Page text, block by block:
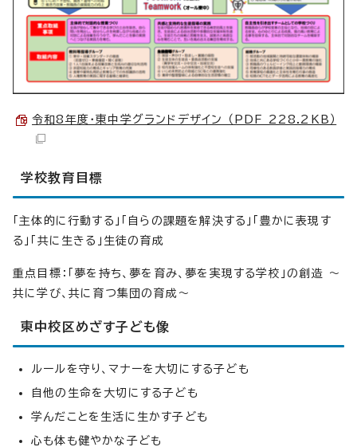
令和8年度・東中学グランドデザイン （PDF 228.2KB）
学校教育目標
「主体的に行動する」「自らの課題を解決する」「豊かに表現す
る」「共に生きる」生徒の育成
重点目標：「夢を持ち、夢を育み、夢を実現する学校」の創造 ～
共に学び、共に育つ集団の育成～
東中校区めざす子ども像
ルールを守り、マナーを大切にする子ども
自他の生命を大切にする子ども
学んだことを生活に生かす子ども
心も体も健やかな子ども